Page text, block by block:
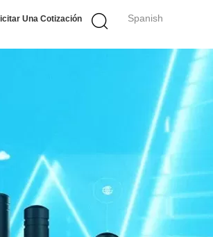
Spanish
Una Cotización